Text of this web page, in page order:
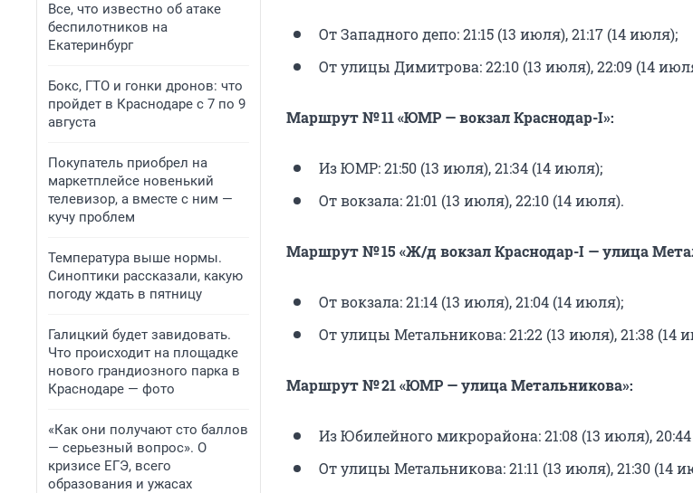
Все, что известно об атаке
беспилотников на
Екатеринбург
Бокс, ГТО и гонки дронов: что
пройдет в Краснодаре с 7 по 9
августа
Покупатель приобрел на
маркетплейсе новенький
телевизор, а вместе с ним —
кучу проблем
Температура выше нормы.
Синоптики рассказали, какую
погоду ждать в пятницу
Галицкий будет завидовать.
Что происходит на площадке
нового грандиозного парка в
Краснодаре — фото
«Как они получают сто баллов
— серьезный вопрос». О
кризисе ЕГЭ, всего
образования и ужасах
От Западного депо: 21:15 (13 июля), 21:17 (14 июля);
От улицы Димитрова: 22:10 (13 июля), 22:09 (14
Маршрут № 11 «ЮМР — вокзал Краснодар-I»:
Из ЮМР: 21:50 (13 июля), 21:34 (14 июля);
От вокзала: 21:01 (13 июля), 22:10 (14 июля).
Маршрут № 15 «Ж/д вокзал Краснодар-I — улица
От вокзала: 21:14 (13 июля), 21:04 (14 июля);
От улицы Метальникова: 21:22 (13 июля), 21:38 (14
Маршрут № 21 «ЮМР — улица Метальникова»:
Из Юбилейного микрорайона: 21:08 (13 июля),
От улицы Метальникова: 21:11 (13 июля), 21:30 (14